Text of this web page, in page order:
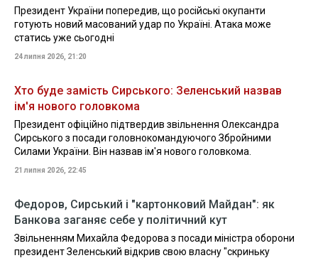
Президент України попередив, що російські окупанти
готують новий масований удар по Україні. Атака може
статись уже сьогодні
24 липня 2026, 21:20
Хто буде замість Сирського: Зеленський назвав
ім'я нового головкома
Президент офіційно підтвердив звільнення Олександра
Сирського з посади головнокомандуючого Збройними
Силами України. Він назвав ім'я нового головкома.
21 липня 2026, 22:45
Федоров, Сирський і "картонковий Майдан": як
Банкова заганяє себе у політичний кут
Звільненням Михайла Федорова з посади міністра оборони
президент Зеленський відкрив свою власну "скриньку